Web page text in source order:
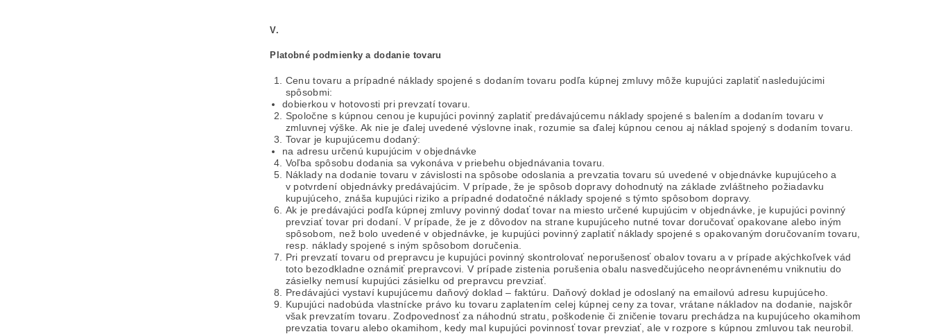
V.
Platobné podmienky a dodanie tovaru
Cenu tovaru a prípadné náklady spojené s dodaním tovaru podľa kúpnej zmluvy môže kupujúci zaplatiť nasledujúcimi
spôsobmi:
dobierkou v hotovosti pri prevzatí tovaru.
Spoločne s kúpnou cenou je kupujúci povinný zaplatiť predávajúcemu náklady spojené s balením a dodaním tovaru v
zmluvnej výške. Ak nie je ďalej uvedené výslovne inak, rozumie sa ďalej kúpnou cenou aj náklad spojený s dodaním tovaru.
Tovar je kupujúcemu dodaný:
na adresu určenú kupujúcim v objednávke
Voľba spôsobu dodania sa vykonáva v priebehu objednávania tovaru.
Náklady na dodanie tovaru v závislosti na spôsobe odoslania a prevzatia tovaru sú uvedené v objednávke kupujúceho a
v potvrdení objednávky predávajúcim. V prípade, že je spôsob dopravy dohodnutý na základe zvláštneho požiadavku
kupujúceho, znáša kupujúci riziko a prípadné dodatočné náklady spojené s týmto spôsobom dopravy.
Ak je predávajúci podľa kúpnej zmluvy povinný dodať tovar na miesto určené kupujúcim v objednávke, je kupujúci povinný
prevziať tovar pri dodaní. V prípade, že je z dôvodov na strane kupujúceho nutné tovar doručovať opakovane alebo iným
spôsobom, než bolo uvedené v objednávke, je kupujúci povinný zaplatiť náklady spojené s opakovaným doručovaním tovaru,
resp. náklady spojené s iným spôsobom doručenia.
Pri prevzatí tovaru od prepravcu je kupujúci povinný skontrolovať neporušenosť obalov tovaru a v prípade akýchkoľvek vád
toto bezodkladne oznámiť prepravcovi. V prípade zistenia porušenia obalu nasvedčujúceho neoprávnenému vniknutiu do
zásielky nemusí kupujúci zásielku od prepravcu prevziať.
Predávajúci vystaví kupujúcemu daňový doklad – faktúru. Daňový doklad je odoslaný na emailovú adresu kupujúceho.
Kupujúci nadobúda vlastnícke právo ku tovaru zaplatením celej kúpnej ceny za tovar, vrátane nákladov na dodanie, najskôr
však prevzatím tovaru. Zodpovednosť za náhodnú stratu, poškodenie či zničenie tovaru prechádza na kupujúceho okamihom
prevzatia tovaru alebo okamihom, kedy mal kupujúci povinnosť tovar prevziať, ale v rozpore s kúpnou zmluvou tak neurobil.